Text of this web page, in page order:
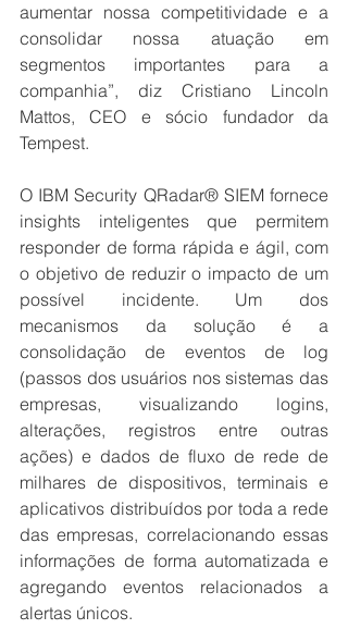
aumentar nossa competitividade e a
consolidar nossa atuação em
segmentos importantes para a
companhia”, diz Cristiano Lincoln
Mattos, CEO e sócio fundador da
Tempest.
O IBM Security QRadar® SIEM fornece
insights inteligentes que permitem
responder de forma rápida e ágil, com
o objetivo de reduzir o impacto de um
possível incidente. Um dos
mecanismos da solução é a
consolidação de eventos de log
(passos dos usuários nos sistemas das
empresas, visualizando logins,
alterações, registros entre outras
ações) e dados de fluxo de rede de
milhares de dispositivos, terminais e
aplicativos distribuídos por toda a rede
das empresas, correlacionando essas
informações de forma automatizada e
agregando eventos relacionados a
alertas únicos.